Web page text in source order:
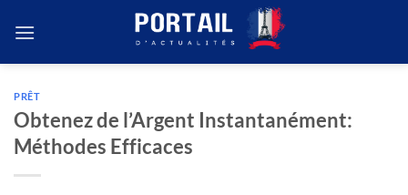
PRÊT
Obtenez de l’Argent Instantanément:
Méthodes Efficaces